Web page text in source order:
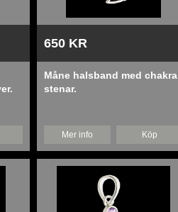
650 KR
Måne halsband med chakra
stenar.
Mer info Köp